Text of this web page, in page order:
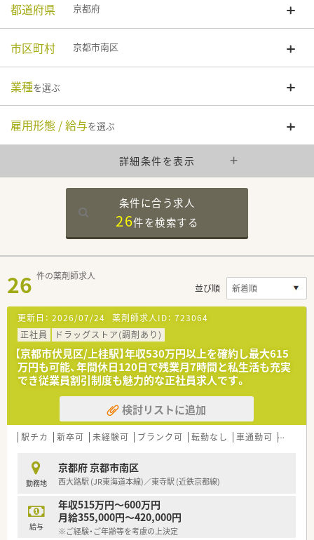
都道府県 京都府
市区町村 京都市南区
業種を選ぶ
雇用形態 / 給与を選ぶ
詳細条件を表示
条件に合う求人
26件を検索する
26 件の薬剤師求人
並び順
更新日： 2026/07/24 薬剤師求人ID： 723064
正社員
ドラッグストア(調剤あり)
【京都市伏見区/上桂駅】年収530万円以上を確約し最大615
万円も可能、年間休日120日で残業月7時間と私生活も充実
でき従業員割引制度も魅力的な正社員求人です。
検討リストに追加
駅チカ 新卒可 未経験可 ブランク可 転勤なし 車通勤可 高給与
勤務地
京都府 京都市南区
西大路駅 (JR東海道本線)／東寺駅 (近鉄京都線)
給与
年収515万円～600万円
月給355,000円～420,000円
※ご経験・ご年齢等を考慮の上決定